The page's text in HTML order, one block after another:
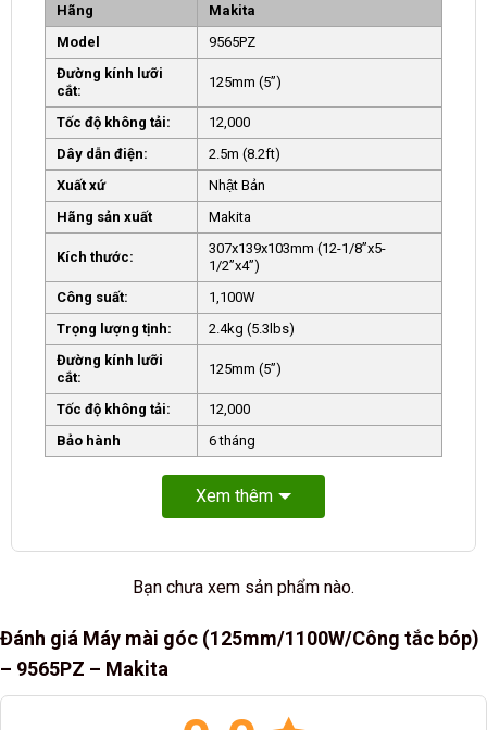
Hãng
Makita
Model
9565PZ
Đường kính lưỡi
cắt:
125mm (5”)
Tốc độ không tải:
12,000
Dây dẫn điện:
2.5m (8.2ft)
Xuất xứ
Nhật Bản
Hãng sản xuất
Makita
Kích thước:
307x139x103mm (12-1/8”x5-
1/2”x4”)
Công suất:
1,100W
Trọng lượng tịnh:
2.4kg (5.3lbs)
Đường kính lưỡi
cắt:
125mm (5”)
Tốc độ không tải:
12,000
Bảo hành
6 tháng
Xem thêm
Bạn chưa xem sản phẩm nào.
Đánh giá Máy mài góc (125mm/1100W/Công tắc bóp)
– 9565PZ – Makita